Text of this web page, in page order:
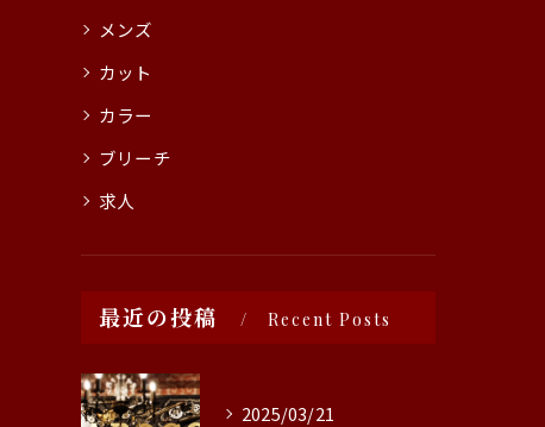
メンズ
カット
カラー
ブリーチ
求人
最近の投稿 Recent Posts
2025/03/21